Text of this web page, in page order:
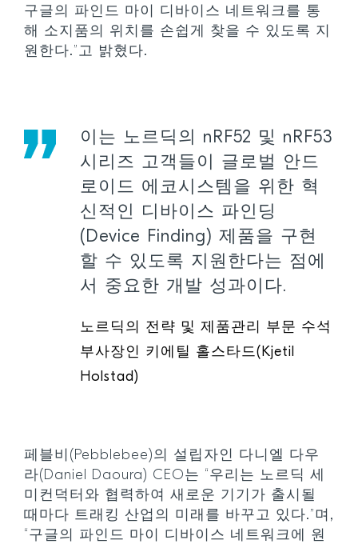
구글의 파인드 마이 디바이스 네트워크를 통
해 소지품의 위치를 손쉽게 찾을 수 있도록 지
원한다.”고 밝혔다.
이는 노르딕의 nRF52 및 nRF53
시리즈 고객들이 글로벌 안드
로이드 에코시스템을 위한 혁
신적인 디바이스 파인딩
(Device Finding) 제품을 구현
할 수 있도록 지원한다는 점에
서 중요한 개발 성과이다.
노르딕의 전략 및 제품관리 부문 수석
부사장인 키에틸 홀스타드(Kjetil
Holstad)
페블비(Pebblebee)의 설립자인 다니엘 다우
라(Daniel Daoura) CEO는 “우리는 노르딕 세
미컨덕터와 협력하여 새로운 기기가 출시될
때마다 트래킹 산업의 미래를 바꾸고 있다.”며,
“구글의 파인드 마이 디바이스 네트워크에 원